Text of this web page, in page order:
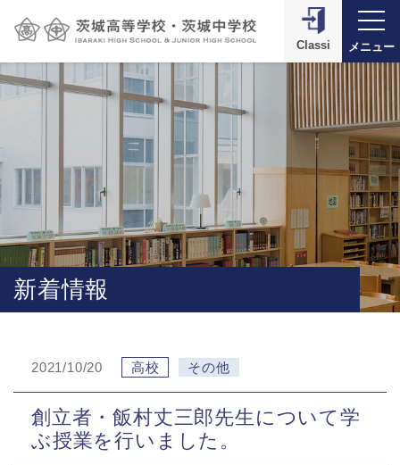
Classi メニュー
新着情報
2021/10/20 高校 その他
創立者・飯村丈三郎先生について学
ぶ授業を行いました。